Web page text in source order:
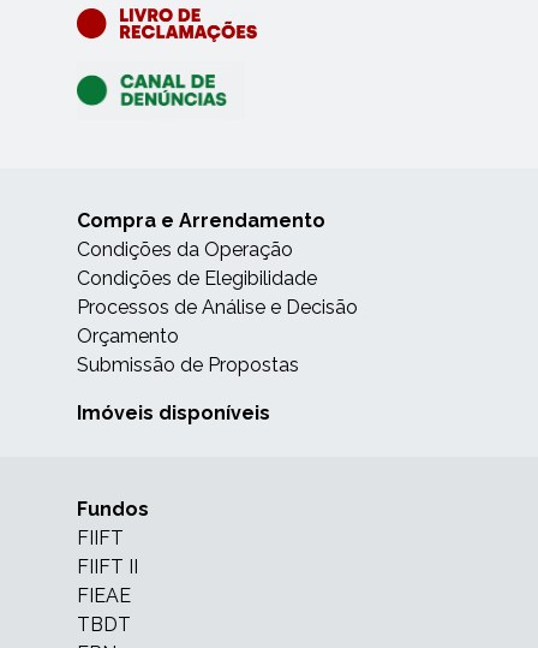
Compra e Arrendamento
Condições da Operação
Condições de Elegibilidade
Processos de Análise e Decisão
Orçamento
Submissão de Propostas
Imóveis disponíveis
Fundos
FIIFT
FIIFT II
FIEAE
TBDT